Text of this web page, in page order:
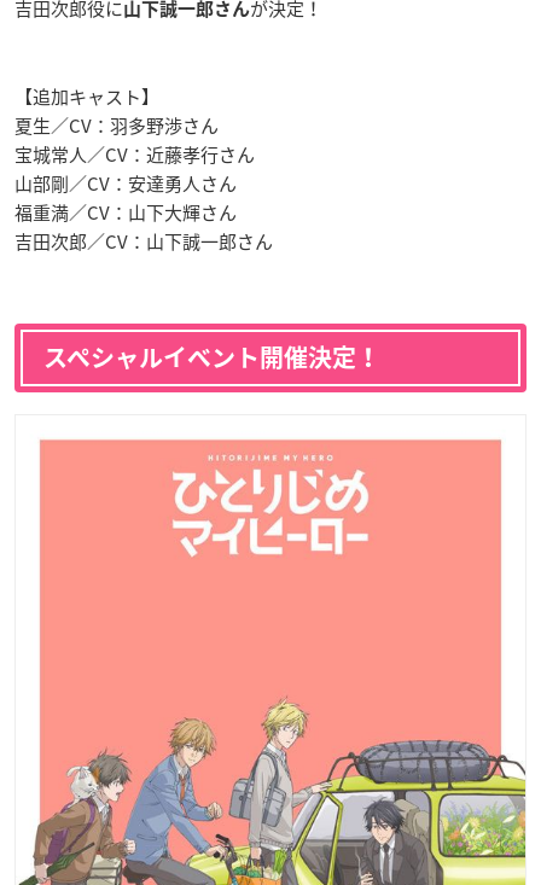
吉田次郎役に山下誠一郎さんが決定！
【追加キャスト】
夏生／CV：羽多野渉さん
宝城常人／CV：近藤孝行さん
山部剛／CV：安達勇人さん
福重満／CV：山下大輝さん
吉田次郎／CV：山下誠一郎さん
スペシャルイベント開催決定！